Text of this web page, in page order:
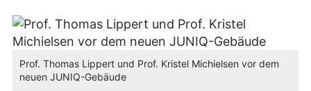
Prof. Thomas Lippert und Prof. Kristel Michielsen vor dem
neuen JUNIQ-Gebäude